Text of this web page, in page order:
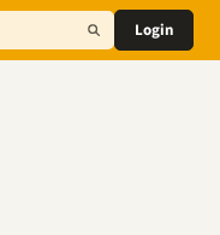
Login